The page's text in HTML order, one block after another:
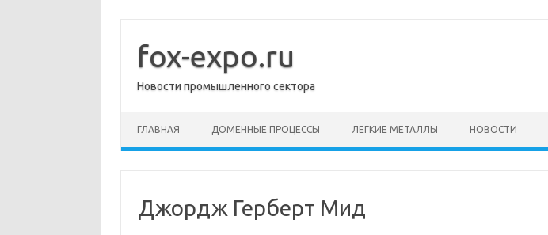
содержимому
fox-expo.ru
Новости промышленного сектора
ГЛАВНАЯ ДОМЕННЫЕ ПРОЦЕССЫ ЛЕГКИЕ МЕТАЛЛЫ НОВОСТИ
Джордж Герберт Мид